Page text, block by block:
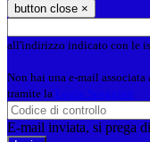
button close ×
all'indirizzo indicato con le
Non hai una e-mail
tramite la Login Spaggiari
E-mail inviata, si prega